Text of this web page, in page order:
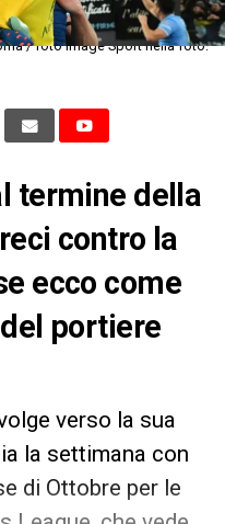
termine della
contro la
ecco come
portiere
verso la sua
la settimana con
di Ottobre per le